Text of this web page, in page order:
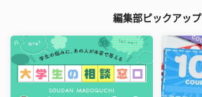
編集部ピックアップ